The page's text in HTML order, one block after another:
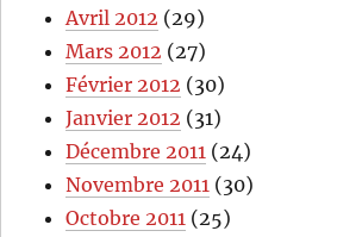
Avril 2012 (29)
Mars 2012 (27)
Février 2012 (30)
Janvier 2012 (31)
Décembre 2011 (24)
Novembre 2011 (30)
Octobre 2011 (25)